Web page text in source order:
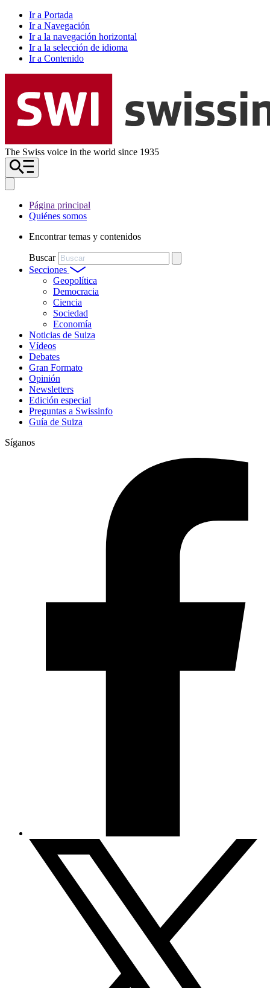
Ir a Portada
Ir a Navegación
Ir a la navegación horizontal
Ir a la selección de idioma
Ir a Contenido
The Swiss voice in the world since 1935
Página principal
Quiénes somos
Encontrar temas y contenidos
Buscar
Secciones
Geopolítica
Democracia
Ciencia
Sociedad
Economía
Noticias de Suiza
Vídeos
Debates
Gran Formato
Opinión
Newsletters
Edición especial
Preguntas a Swissinfo
Guía de Suiza
Síganos